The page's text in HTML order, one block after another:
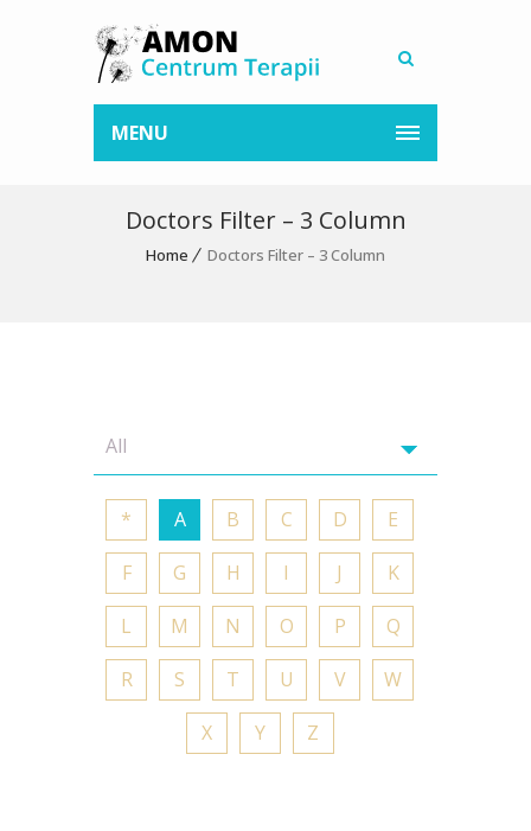
MENU
Doctors Filter – 3 Column
Home Doctors Filter – 3 Column
* A B C D E
F G H I J K
L M N O P Q
R S T U V W
X Y Z